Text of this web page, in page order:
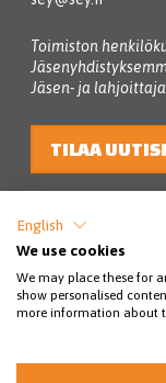
Toimiston
Jäsen- ja
TILAA
English
We use cookies
We may place these for
show personalised
more information about